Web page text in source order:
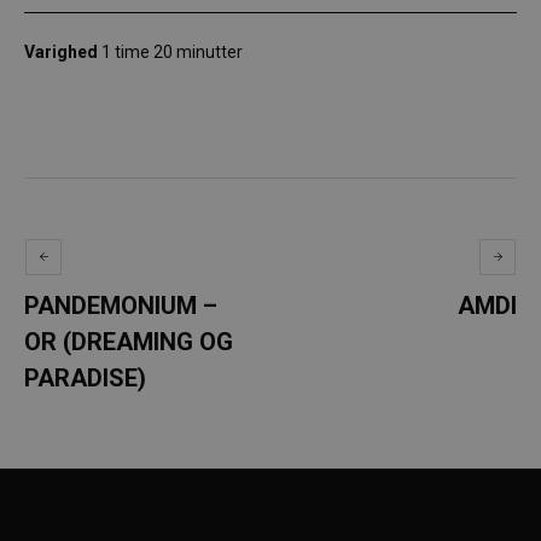
Varighed 1 time 20 minutter
PANDEMONIUM –
OR (DREAMING OG
PARADISE)
AMDI